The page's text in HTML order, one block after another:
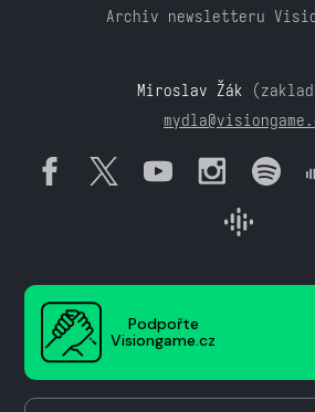
Archiv newsletteru
Miroslav Žák
Podpořte
Visiongame.cz